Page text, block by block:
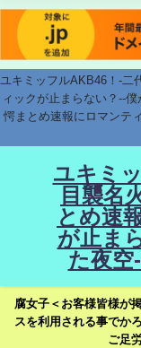
ユキミッフルAKB46！-二
ィックが止まらない？--
愕まとめ速報にロマンテ
ユキミ
目襲名
とめ速
が止ま
た夜空
腐女子＜お客様皆様が
スを利用される事でか
ご足